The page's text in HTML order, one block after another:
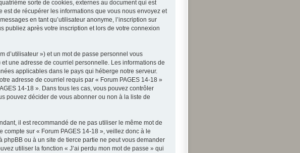
sorte de cookies, externes au document qui est
de récupérer les informations que vous nous envoyez et
en tant qu’utilisateur anonyme, l’inscription sur
publiez après votre inscription et lors de votre connexion
d’utilisateur ») et un mot de passe personnel vous
une adresse de courriel personnelle. Les informations de
applicables dans le pays qui héberge notre serveur.
adresse de courriel requis par « Forum PAGES 14-18 »
14-18 ». Dans tous les cas, vous pouvez contrôler
pouvez décider de vous abonner ou non à la liste de
il est recommandé de ne pas utiliser le même mot de
compte sur « Forum PAGES 14-18 », veillez donc à le
ou à un site de tierce partie ne peut vous demander
utiliser la fonction « J’ai perdu mon mot de passe » qui